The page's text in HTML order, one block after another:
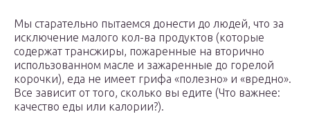
Мы старательно пытаемся донести до людей, что за
исключение малого кол-ва продуктов (которые
содержат трансжиры, пожаренные на вторично
использованном масле и зажаренные до горелой
корочки), еда не имеет грифа «полезно» и «вредно».
Все зависит от того, сколько вы едите (Что важнее:
качество еды или калории?).